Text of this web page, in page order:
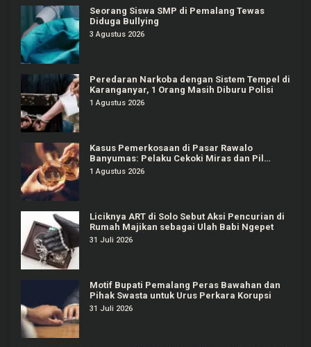
Seorang Siswa SMP di Pemalang Tewas
Diduga Bullying
3 Agustus 2026
Peredaran Narkoba dengan Sistem Tempel di
Karanganyar, 1 Orang Masih Diburu Polisi
1 Agustus 2026
Kasus Pemerkosaan di Pasar Rawalo
Banyumas: Pelaku Cekoki Miras dan Pil
Koplo
1 Agustus 2026
Liciknya ART di Solo Sebut Aksi Pencurian di
Rumah Majikan sebagai Ulah Babi Ngepet
31 Juli 2026
Motif Bupati Pemalang Peras Bawahan dan
Pihak Swasta untuk Urus Perkara Korupsi
31 Juli 2026